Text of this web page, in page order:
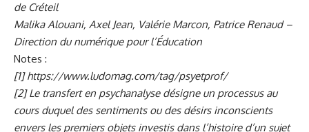
de Créteil
Malika Alouani, Axel Jean, Valérie Marcon, Patrice Renaud –
Direction du numérique pour l’Éducation
Notes :
[1]https://www.ludomag.com/tag/psyetprof/
[2]Le transfert en psychanalysedésigne un processus au
cours duquel des sentiments ou des désirs inconscients
envers les premiers objetsinvestis dans l’histoire d’un sujet